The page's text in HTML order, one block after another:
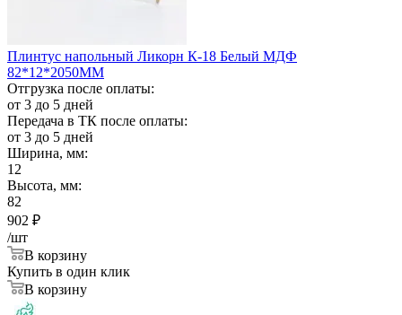
Плинтус напольный Ликорн К-18 Белый МДФ
82*12*2050ММ
Отгрузка после оплаты:
от 3 до 5 дней
Передача в ТК после оплаты:
от 3 до 5 дней
Ширина, мм:
12
Высота, мм:
82
902 ₽
/шт
В корзину
Купить в один клик
В корзину